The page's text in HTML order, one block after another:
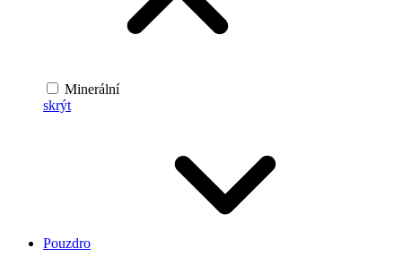
Minerální
skrýt
Pouzdro